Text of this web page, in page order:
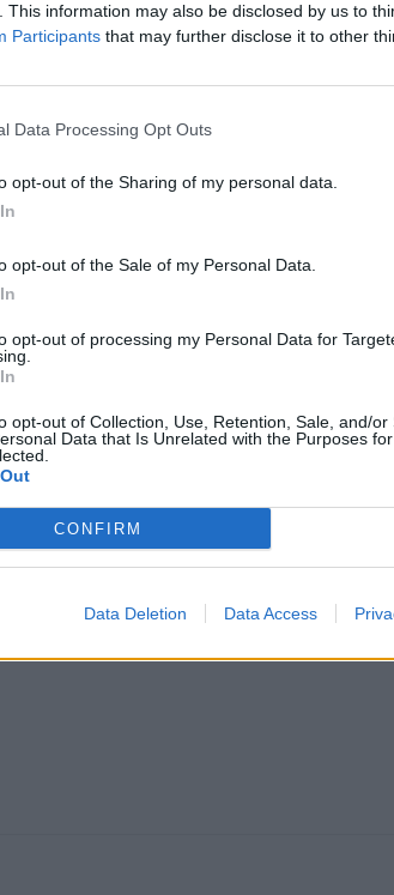
This information may also be disclosed by us to
Participants that may further disclose it to other
Data Processing Opt Outs
opt-out of the Sharing of my personal data.
opt-out of the Sale of my Personal Data.
opt-out of processing my Personal Data for
opt-out of Collection, Use, Retention, Sale, and/or
Data that Is Unrelated with the Purposes
CONFIRM
Data Deletion Data Access
El Noia Freixenet de l’ampostí Xavi Costa